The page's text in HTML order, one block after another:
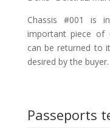
Chassis #001 is
important piece of
can be returned to
desired by the buyer.
Passeports